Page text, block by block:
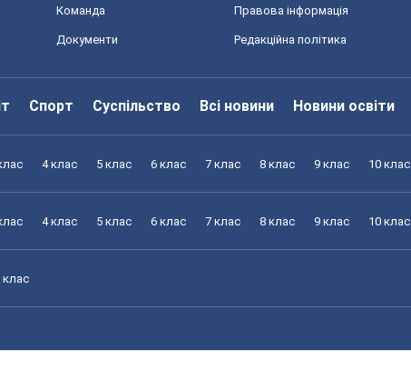
Команда Правова інформація
Документи Редакційна політика
Спорт Суспільство Всі новини Новини освіти
4 клас 5 клас 6 клас 7 клас 8 клас 9 клас 10 клас
4 клас 5 клас 6 клас 7 клас 8 клас 9 клас 10 клас
клас